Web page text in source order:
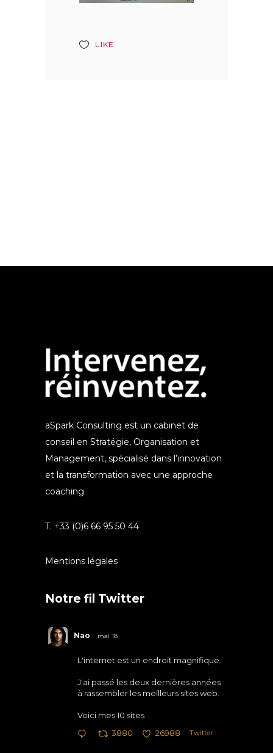
LIKE
aSpark Consulting est un cabinet de
conseil en Stratégie, Organisation et
Management, spécialisé dans l’innovation
et la transformation avec une approche
coaching.
T. +33 (0)6 66 95 50 44
Mentions légales
Notre fil Twitter
Nao mai 18
L'internet est un endroit magnifique.
J'ai passé les deux dernières années
à rassembler les meilleurs sites web.
Voici mes 10 sites
3880 26988 Twitter